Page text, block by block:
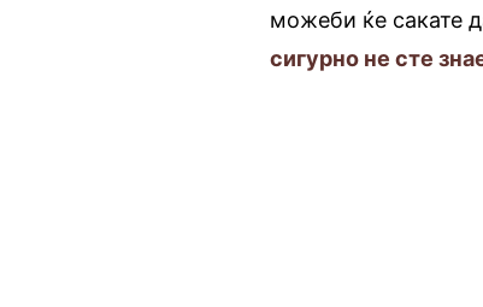
можеби ќе сакате
сигурно не сте